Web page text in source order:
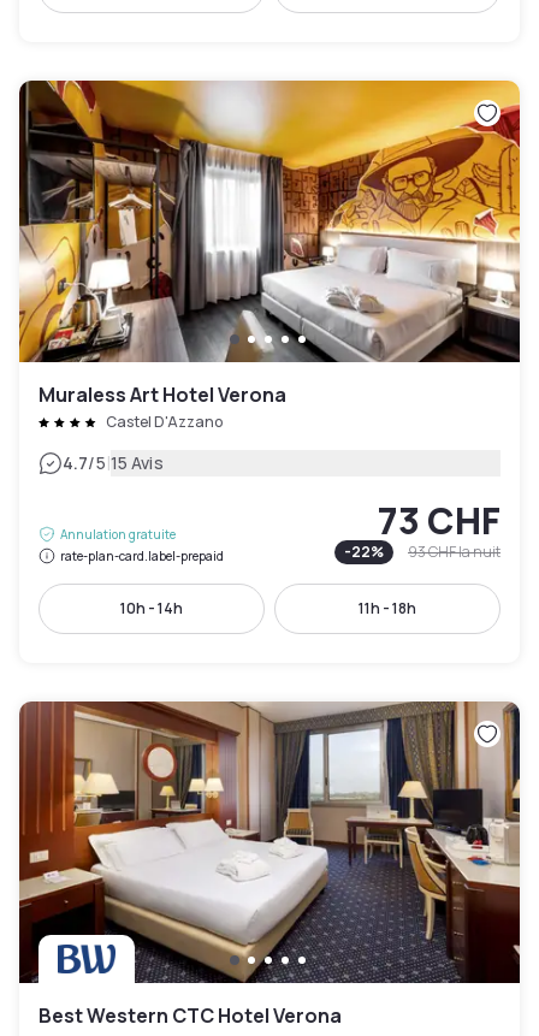
Muraless Art Hotel Verona
Castel D'Azzano
4.7/5|15 Avis
Annulation gratuite
rate-plan-card.label-prepaid
73 CHF
-22% 93 CHFla nuit
10h - 14h 11h - 18h
Best Western CTC Hotel Verona